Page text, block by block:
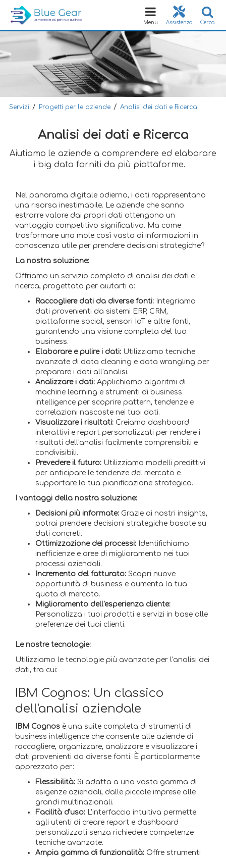
Cerca
Assistenza
Toggle
navigation
Menu
Servizi / Progetti per le aziende / Analisi dei dati e Ricerca
Analisi dei dati e Ricerca
Aiutiamo le aziende a comprendere ed elaborare
i big data forniti da più piattaforme.
Nel panorama digitale odierno, i dati rappresentano
una risorsa inestimabile. Le aziende che sanno
estrarre valore dai propri dati ottengono un
vantaggio competitivo significativo. Ma come
trasformare una mole così vasta di informazioni in
conoscenza utile per prendere decisioni strategiche?
La nostra soluzione:
Offriamo un servizio completo di analisi dei dati e
ricerca, progettato per aiutarti a:
Raccogliere dati da diverse fonti: Integriamo
dati provenienti da sistemi ERP, CRM,
piattaforme social, sensori IoT e altre fonti,
garantendo una visione completa del tuo
business.
Elaborare e pulire i dati: Utilizziamo tecniche
avanzate di data cleaning e data wrangling per
preparare i dati all'analisi.
Analizzare i dati: Applichiamo algoritmi di
machine learning e strumenti di business
intelligence per scoprire pattern, tendenze e
correlazioni nascoste nei tuoi dati.
Visualizzare i risultati: Creiamo dashboard
interattivi e report personalizzati per rendere i
risultati dell'analisi facilmente comprensibili e
condivisibili.
Prevedere il futuro: Utilizziamo modelli predittivi
per anticipare le tendenze del mercato e
supportare la tua pianificazione strategica.
I vantaggi della nostra soluzione:
Decisioni più informate: Grazie ai nostri insights,
potrai prendere decisioni strategiche basate su
dati concreti.
Ottimizzazione dei processi: Identifichiamo
inefficienze e aree di miglioramento nei tuoi
processi aziendali.
Incremento del fatturato: Scopri nuove
opportunità di business e aumenta la tua
quota di mercato.
Miglioramento dell'esperienza cliente:
Personalizza i tuoi prodotti e servizi in base alle
preferenze dei tuoi clienti.
Le nostre tecnologie:
Utilizziamo le tecnologie più avanzate per l'analisi dei
dati, tra cui:
IBM Cognos: Un classico
dell'analisi aziendale
IBM Cognos è una suite completa di strumenti di
business intelligence che consente alle aziende di
raccogliere, organizzare, analizzare e visualizzare i
dati provenienti da diverse fonti. È particolarmente
apprezzato per:
Flessibilità: Si adatta a una vasta gamma di
esigenze aziendali, dalle piccole imprese alle
grandi multinazionali.
Facilità d'uso: L'interfaccia intuitiva permette
agli utenti di creare report e dashboard
personalizzati senza richiedere competenze
tecniche avanzate.
Ampia gamma di funzionalità: Offre strumenti